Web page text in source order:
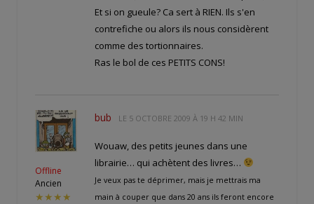
Et si on gueule? Ca sert à RIEN. Ils s'en
contrefiche ou alors ils nous considèrent
comme des tortionnaires.
Ras le bol de ces PETITS CONS!
Offline
Ancien
★★★★
bub LE 5 OCTOBRE 2009 À 19 H 42 MIN
Wouaw, des petits jeunes dans une
librairie… qui achètent des livres…
Je veux pas te déprimer, mais je mettrais ma
main à couper que dans 20 ans ils feront encore